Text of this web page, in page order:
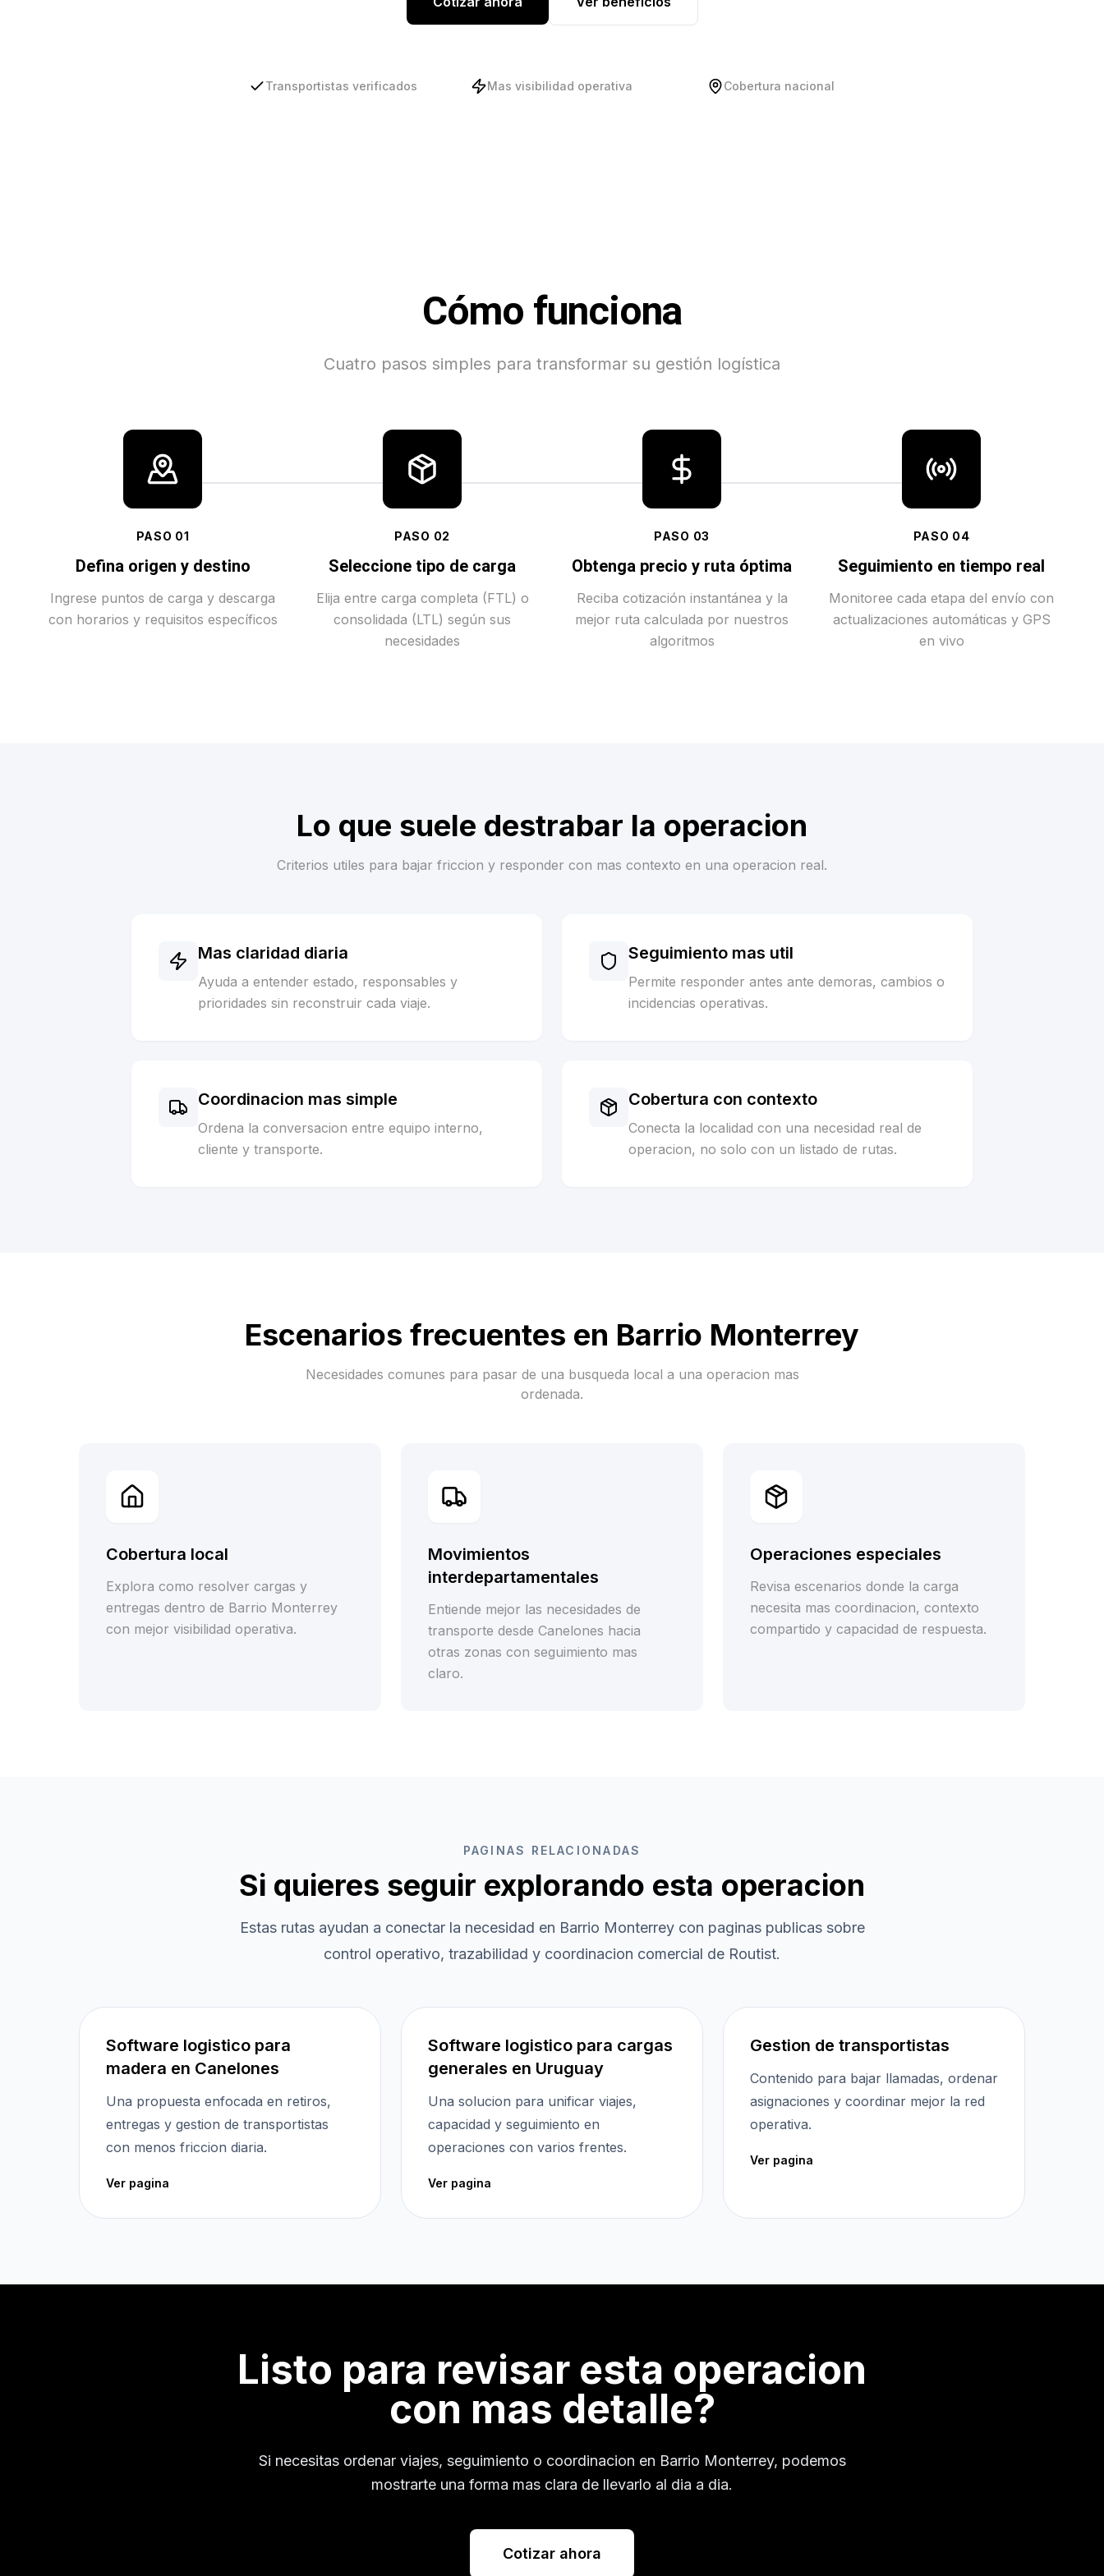
Transportistas verificados Mas visibilidad operativa Cobertura nacional
Cómo funciona
Cuatro pasos simples para transformar su gestión logística
PASO 01
Defina origen y destino
Ingrese puntos de carga y descarga
con horarios y requisitos específicos
PASO 02
Seleccione tipo de carga
Elija entre carga completa (FTL) o
consolidada (LTL) según sus
necesidades
PASO 03
Obtenga precio y ruta óptima
Reciba cotización instantánea y la
mejor ruta calculada por nuestros
algoritmos
PASO 04
Seguimiento en tiempo real
Monitoree cada etapa del envío con
actualizaciones automáticas y GPS
en vivo
Lo que suele destrabar la operacion
Criterios utiles para bajar friccion y responder con mas contexto en una operacion real.
Mas claridad diaria
Ayuda a entender estado, responsables y
prioridades sin reconstruir cada viaje.
Seguimiento mas util
Permite responder antes ante demoras, cambios o
incidencias operativas.
Coordinacion mas simple
Ordena la conversacion entre equipo interno,
cliente y transporte.
Cobertura con contexto
Conecta la localidad con una necesidad real de
operacion, no solo con un listado de rutas.
Escenarios frecuentes en Barrio Monterrey
Necesidades comunes para pasar de una busqueda local a una operacion mas
ordenada.
Cobertura local
Explora como resolver cargas y
entregas dentro de Barrio Monterrey
con mejor visibilidad operativa.
Movimientos
interdepartamentales
Entiende mejor las necesidades de
transporte desde Canelones hacia
otras zonas con seguimiento mas
claro.
Operaciones especiales
Revisa escenarios donde la carga
necesita mas coordinacion, contexto
compartido y capacidad de respuesta.
PAGINAS RELACIONADAS
Si quieres seguir explorando esta operacion
Estas rutas ayudan a conectar la necesidad en Barrio Monterreycon paginas publicas sobre
control operativo, trazabilidad y coordinacion comercial de Routist.
Software logistico para
madera en Canelones
Una propuesta enfocada en retiros,
entregas y gestion de transportistas
con menos friccion diaria.
Ver pagina
Software logistico para cargas
generales en Uruguay
Una solucion para unificar viajes,
capacidad y seguimiento en
operaciones con varios frentes.
Ver pagina
Gestion de transportistas
Contenido para bajar llamadas, ordenar
asignaciones y coordinar mejor la red
operativa.
Ver pagina
Listo para revisar esta operacion
con mas detalle?
Si necesitas ordenar viajes, seguimiento o coordinacion en Barrio Monterrey, podemos
mostrarte una forma mas clara de llevarlo al dia a dia.
Cotizar ahora